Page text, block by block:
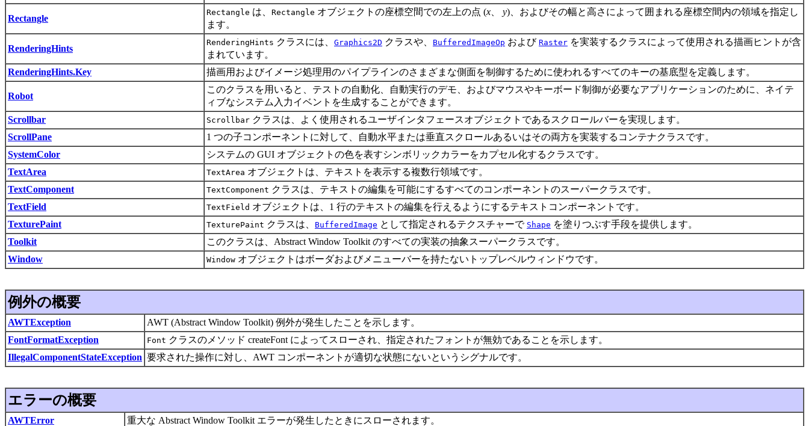
Rectangle
Rectangle は、 Rectangle オブジェクトの座標空間での左上の点 (x y)、およびその幅と高さによって囲まれる座標空間内の領域を指定し
ます。
RenderingHints
RenderingHints クラスには、 Graphics2D クラスや、 BufferedImageOp および Raster を実装するクラスによって使用される描画ヒントが含
まれています。
RenderingHints.Key
描画用およびイメージ処理用のパイプラインのさまざまな側面を制御するために使われるすべてのキーの基底型を定義します。
Robot
このクラスを用いると、テストの自動化、自動実行のデモ、およびマウスやキーボード制御が必要なアプリケーションのために、ネイテ
ィブなシステム入力イベントを生成することができます。
Scrollbar
Scrollbar クラスは、よく使用されるユーザインタフェースオブジェクトであるスクロールバーを実現します。
ScrollPane
1 つの子コンポーネントに対して、自動水平または垂直スクロールあるいはその両方を実装するコンテナクラスです。
SystemColor
システムの GUI オブジェクトの色を表すシンボリックカラーをカプセル化するクラスです。
TextArea
TextArea オブジェクトは、テキストを表示する複数行領域です。
TextComponent
TextComponent クラスは、テキストの編集を可能にするすべてのコンポーネントのスーパークラスです。
TextField
TextField オブジェクトは、1 行のテキストの編集を行えるようにするテキストコンポーネントです。
TexturePaint
TexturePaint クラスは、 BufferedImage として指定されるテクスチャーで Shape を塗りつぶす手段を提供します。
Toolkit
このクラスは、Abstract Window Toolkit のすべての実装の抽象スーパークラスです。
Window
Window オブジェクトはボーダおよびメニューバーを持たないトップレベルウィンドウです。
例外の概要
AWTException
AWT (Abstract Window Toolkit) 例外が発生したことを示します。
FontFormatException
Font クラスのメソッド createFont によってスローされ、指定されたフォントが無効であることを示します。
IllegalComponentStateException 要求された操作に対し、AWT コンポーネントが適切な状態にないというシグナルです。
エラーの概要
AWTError 重大な Abstract Window Toolkit エラーが発生したときにスローされます。